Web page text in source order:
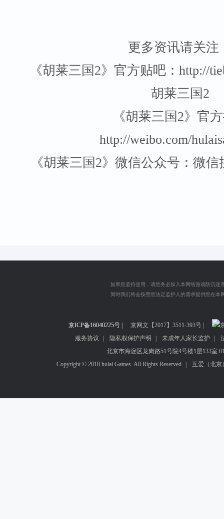
更多资讯请关注
《胡莱三国2》官方贴吧：http://
胡莱三国2
《胡莱三国2》官
http://weibo.com/
《胡莱三国2》微信公众号：微
如果您坚持使用，请您务必加入本网络游戏防沉迷
同时我们将会按照您法定监护人的需求提供您在本
包括长时间游戏可能不利于您的身心健康等。为了您的健康
适度游戏益脑，沉迷游戏伤身，合理安排时间
京ICP备16040225号 | 京网文【2017】3511-393号 |
服务协议
隐私权保护声明 未成年人家长监护
北京市海淀区龙岗路51号院4号楼1层133室
Copyright © 2018 hulai Games. All Rights Reserved
互爱（北京